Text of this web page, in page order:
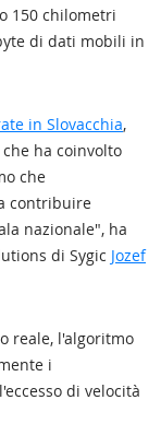
150 chilometri
di dati mobili in
in Slovacchia,
ha coinvolto
che
contribuire
nazionale", ha
di Sygic Jozef
reale, l'algoritmo
i
di velocità